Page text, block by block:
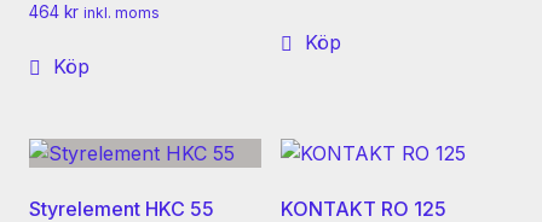
464 kr inkl. moms
Köp
Köp
Styrelement HKC 55 KONTAKT RO 125